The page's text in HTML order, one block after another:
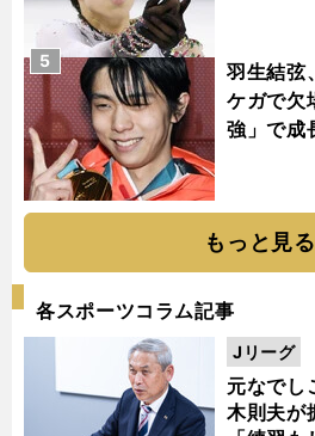
羽生結弦
ケガで欠
強」で成
5
もっと見る
各スポーツコラム記事
元なでし
木則夫が
Jリーグ